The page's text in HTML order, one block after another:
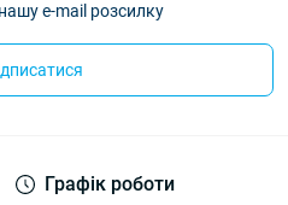
e-mail розсилку
Графік роботи